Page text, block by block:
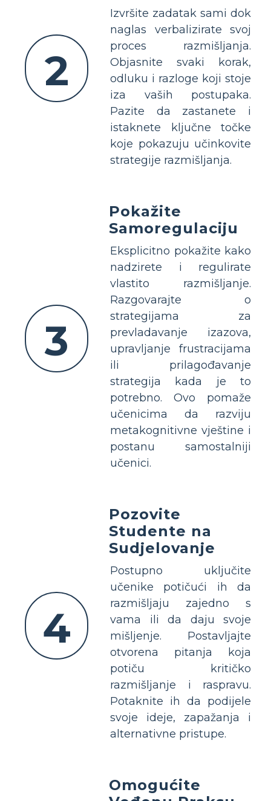
2
Izvršite zadatak sami dok
naglas verbalizirate svoj
proces razmišljanja.
Objasnite svaki korak,
odluku i razloge koji stoje
iza vaših postupaka.
Pazite da zastanete i
istaknete ključne točke
koje pokazuju učinkovite
strategije razmišljanja.
3
Pokažite
Samoregulaciju
Eksplicitno pokažite kako
nadzirete i regulirate
vlastito razmišljanje.
Razgovarajte o
strategijama za
prevladavanje izazova,
upravljanje frustracijama
ili prilagođavanje
strategija kada je to
potrebno. Ovo pomaže
učenicima da razviju
metakognitivne vještine i
postanu samostalniji
učenici.
4
Pozovite
Studente na
Sudjelovanje
Postupno uključite
učenike potičući ih da
razmišljaju zajedno s
vama ili da daju svoje
mišljenje. Postavljajte
otvorena pitanja koja
potiču kritičko
razmišljanje i raspravu.
Potaknite ih da podijele
svoje ideje, zapažanja i
alternativne pristupe.
Omogućite